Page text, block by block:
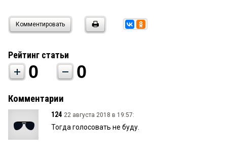
Комментировать
Рейтинг статьи
0 0
Комментарии
124 22 августа 2018 в 19:57:
Тогда голосовать не буду.